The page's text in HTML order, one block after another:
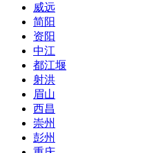
威远
简阳
资阳
中江
都江堰
射洪
眉山
西昌
崇州
彭州